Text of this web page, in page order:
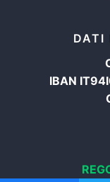
DATI
IBAN